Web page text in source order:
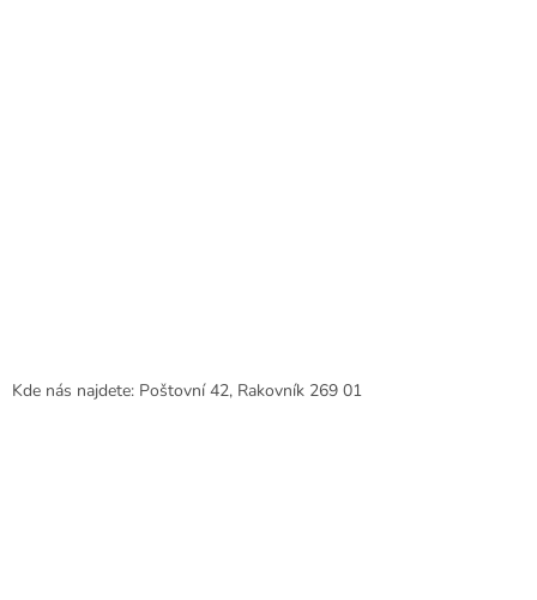
Kde nás najdete: Poštovní 42, Rakovník 269 01